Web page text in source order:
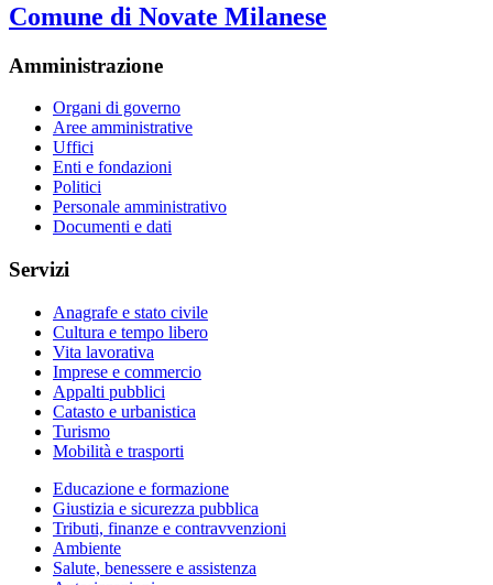
Comune di Novate Milanese
Amministrazione
Organi di governo
Aree amministrative
Uffici
Enti e fondazioni
Politici
Personale amministrativo
Documenti e dati
Servizi
Anagrafe e stato civile
Cultura e tempo libero
Vita lavorativa
Imprese e commercio
Appalti pubblici
Catasto e urbanistica
Turismo
Mobilità e trasporti
Educazione e formazione
Giustizia e sicurezza pubblica
Tributi, finanze e contravvenzioni
Ambiente
Salute, benessere e assistenza